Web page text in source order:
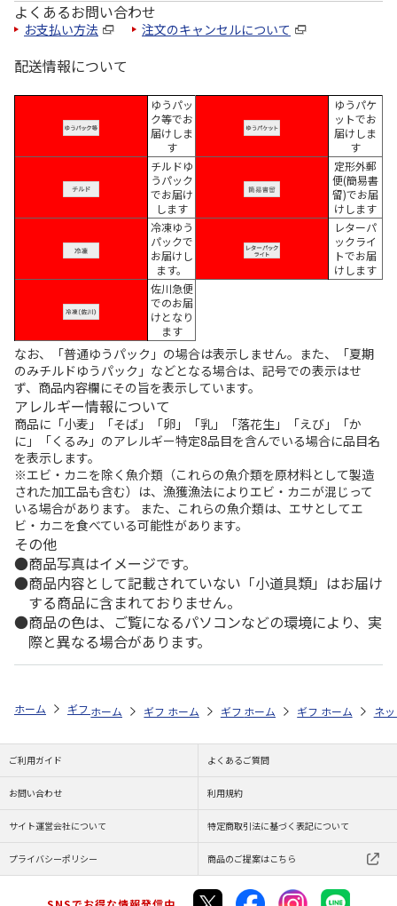
よくあるお問い合わせ
お支払い方法 注文のキャンセルについて
配送情報について
ゆうパッ
ク等でお
届けしま
す
ゆうパケ
ットでお
届けしま
す
チルドゆ
うパック
でお届け
します
定形外郵
便(簡易書
留)でお届
けします
冷凍ゆう
パックで
お届けし
ます。
レターパ
ックライ
トでお届
けします
佐川急便
でのお届
けとなり
ます
なお、「普通ゆうパック」の場合は表示しません。また、「夏期
のみチルドゆうパック」などとなる場合は、記号での表示はせ
ず、商品内容欄にその旨を表示しています。
アレルギー情報について
商品に「小麦」「そば」「卵」「乳」「落花生」「えび」「か
に」「くるみ」のアレルギー特定8品目を含んでいる場合に品目名
を表示します。
※エビ・カニを除く魚介類（これらの魚介類を原材料として製造
された加工品も含む）は、漁獲漁法によりエビ・カニが混じって
いる場合があります。 また、これらの魚介類は、エサとしてエ
ビ・カニを食べている可能性があります。
その他
商品写真はイメージです。
商品内容として記載されていない「小道具類」はお届け
する商品に含まれておりません。
商品の色は、ご覧になるパソコンなどの環境により、実
際と異なる場合があります。
ホーム ギフトストア お中元・夏ギフト特集 2026 ハム・お肉 ＜
ホーム ギフトストア お中元・夏ギフト特集 2026
ホーム ギフトストア お中元・夏ギフト
ホーム ギフトストア お
ホーム ネ
ご利用ガイド よくあるご質問
お問い合わせ 利用規約
サイト運営会社について 特定商取引法に基づく表記について
プライバシーポリシー 商品のご提案はこちら